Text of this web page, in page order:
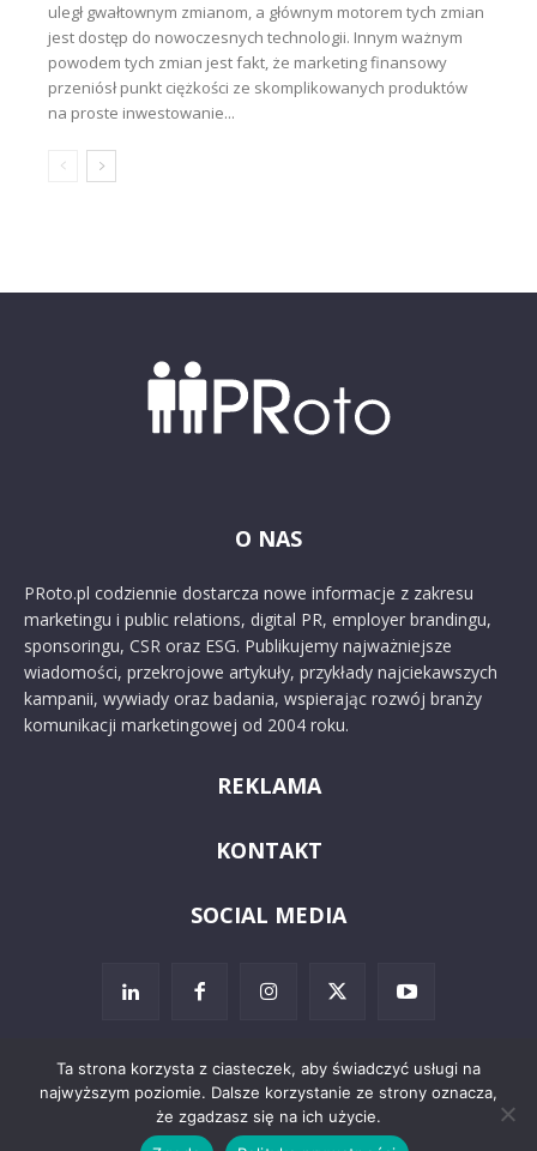
uległ gwałtownym zmianom, a głównym motorem tych zmian
jest dostęp do nowoczesnych technologii. Innym ważnym
powodem tych zmian jest fakt, że marketing finansowy
przeniósł punkt ciężkości ze skomplikowanych produktów
na proste inwestowanie...
O NAS
PRoto.pl codziennie dostarcza nowe informacje z zakresu
marketingu i public relations, digital PR, employer brandingu,
sponsoringu, CSR oraz ESG. Publikujemy najważniejsze
wiadomości, przekrojowe artykuły, przykłady najciekawszych
kampanii, wywiady oraz badania, wspierając rozwój branży
komunikacji marketingowej od 2004 roku.
REKLAMA
KONTAKT
SOCIAL MEDIA
Ta strona korzysta z ciasteczek, aby świadczyć usługi na
najwyższym poziomie. Dalsze korzystanie ze strony oznacza,
że zgadzasz się na ich użycie.